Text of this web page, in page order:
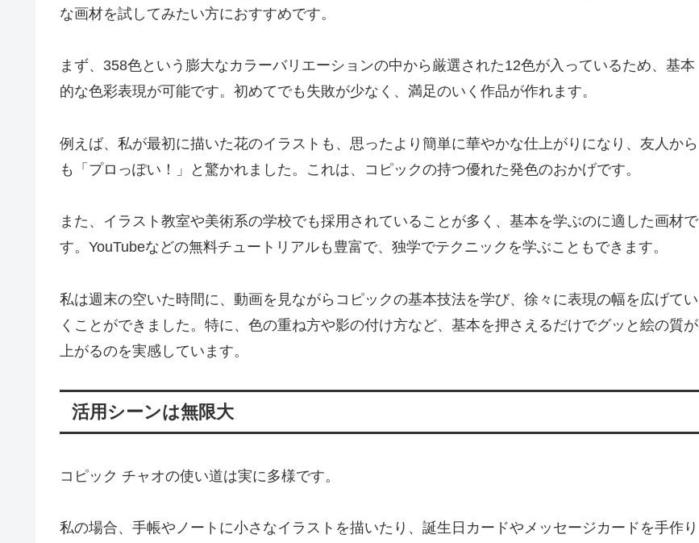
な画材を試してみたい方におすすめです。
まず、358色という膨大なカラーバリエーションの中から厳選された12色が入っているため、基本
的な色彩表現が可能です。初めてでも失敗が少なく、満足のいく作品が作れます。
例えば、私が最初に描いた花のイラストも、思ったより簡単に華やかな仕上がりになり、友人から
も「プロっぽい！」と驚かれました。これは、コピックの持つ優れた発色のおかげです。
また、イラスト教室や美術系の学校でも採用されていることが多く、基本を学ぶのに適した画材で
す。YouTubeなどの無料チュートリアルも豊富で、独学でテクニックを学ぶこともできます。
私は週末の空いた時間に、動画を見ながらコピックの基本技法を学び、徐々に表現の幅を広げてい
くことができました。特に、色の重ね方や影の付け方など、基本を押さえるだけでグッと絵の質が
上がるのを実感しています。
活用シーンは無限大
コピック チャオの使い道は実に多様です。
私の場合、手帳やノートに小さなイラストを描いたり、誕生日カードやメッセージカードを手作り